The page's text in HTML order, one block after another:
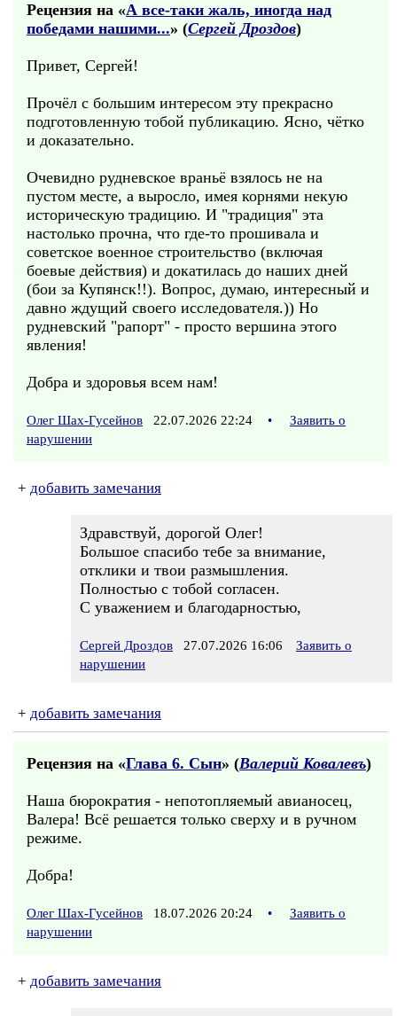
Рецензия на «А все-таки жаль, иногда над
победами нашими...» (Сергей Дроздов)
Привет, Сергей!
Прочёл с большим интересом эту прекрасно
подготовленную тобой публикацию. Ясно, чётко
и доказательно.
Очевидно рудневское враньё взялось не на
пустом месте, а выросло, имея корнями некую
историческую традицию. И "традиция" эта
настолько прочна, что где-то прошивала и
советское военное строительство (включая
боевые действия) и докатилась до наших дней
(бои за Купянск!!). Вопрос, думаю, интересный и
давно ждущий своего исследователя.)) Но
рудневский "рапорт" - просто вершина этого
явления!
Добра и здоровья всем нам!
Олег Шах-Гусейнов 22.07.2026 22:24 •
Заявить о
нарушении
+ добавить замечания
Здравствуй, дорогой Олег!
Большое спасибо тебе за внимание,
отклики и твои размышления.
Полностью с тобой согласен.
С уважением и благодарностью,
Сергей Дроздов 27.07.2026 16:06
Заявить о
нарушении
+ добавить замечания
Рецензия на «Глава 6. Сын» (Валерий Ковалевъ)
Наша бюрократия - непотопляемый авианосец,
Валера! Всё решается только сверху и в ручном
режиме.
Добра!
Олег Шах-Гусейнов 18.07.2026 20:24 •
Заявить о
нарушении
+ добавить замечания